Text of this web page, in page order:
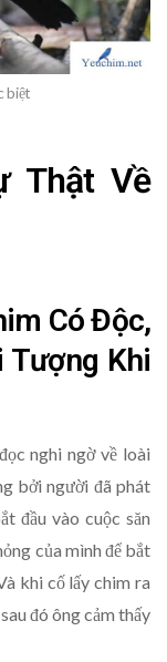
biệt
Thật Về
Có Độc,
Tượng Khi
nghi ngờ về loài
bởi người đã phát
đầu vào cuộc săn
của mình để bắt
khi cố lấy chim ra
đó ông cảm thấy